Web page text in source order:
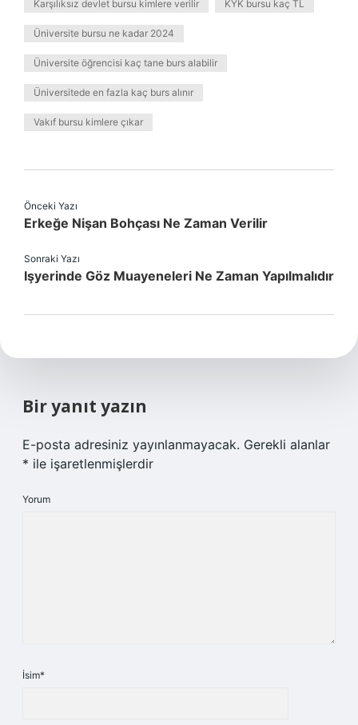
Karşılıksız devlet bursu kimlere verilir KYK bursu kaç TL
Üniversite bursu ne kadar 2024
Üniversite öğrencisi kaç tane burs alabilir
Üniversitede en fazla kaç burs alınır
Vakıf bursu kimlere çıkar
Önceki Yazı
Erkeğe Nişan Bohçası Ne Zaman Verilir
Sonraki Yazı
Işyerinde Göz Muayeneleri Ne Zaman Yapılmalıdır
Bir yanıt yazın
E-posta adresiniz yayınlanmayacak. Gerekli alanlar
* ile işaretlenmişlerdir
Yorum
İsim*